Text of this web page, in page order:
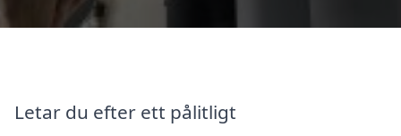
Letar du efter ett pålitligt